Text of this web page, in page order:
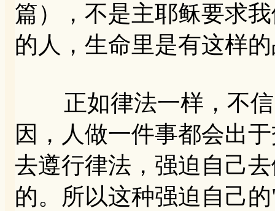
篇），不是主耶稣要求
的人，生命里是有这样
正如律法一样，不信
因，人做一件事都会出
去遵行律法，强迫自己
的。所以这种强迫自己